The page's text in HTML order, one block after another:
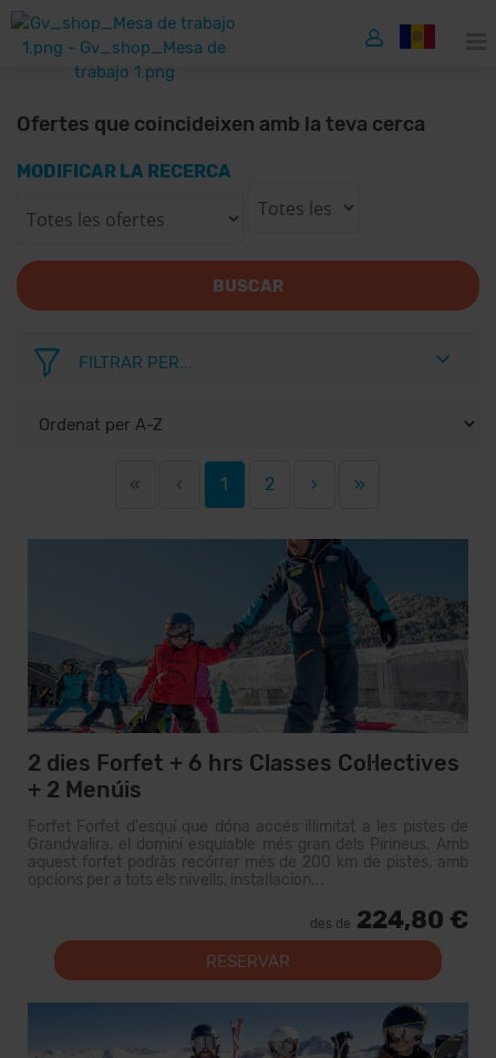
Ofertes que coincideixen amb la teva cerca
MODIFICAR LA RECERCA
BUSCAR
FILTRAR PER...
« ‹ 1 2 › »
2 dies Forfet + 6 hrs Classes Col·lectives
+ 2 Menúis
Forfet Forfet d'esquí que dóna accés il·limitat a les pistes de
Grandvalira, el domini esquiable més gran dels Pirineus. Amb
aquest forfet podràs recórrer més de 200 km de pistes, amb
opcions per a tots els nivells, instal·lacion...
des de 224,80 €
RESERVAR